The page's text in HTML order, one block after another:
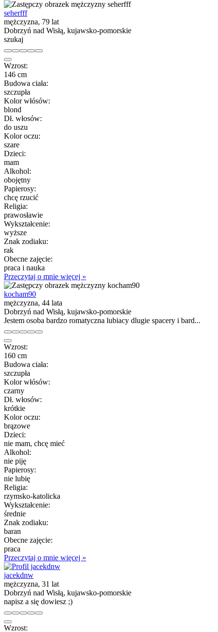
seherfff
mężczyzna, 79 lat
Dobrzyń nad Wisłą, kujawsko-pomorskie
szukaj
Wzrost:
146 cm
Budowa ciała:
szczupła
Kolor włósów:
blond
Dł. włosów:
do uszu
Kolor oczu:
szare
Dzieci:
mam
Alkohol:
obojętny
Papierosy:
chcę rzucić
Religia:
prawosławie
Wykształcenie:
wyższe
Znak zodiaku:
rak
Obecne zajęcie:
praca i nauka
Przeczytaj o mnie więcej »
kocham90
mężczyzna, 44 lata
Dobrzyń nad Wisłą, kujawsko-pomorskie
Jestem osoba bardzo romatyczna lubiacy dlugie spacery i bard...
Wzrost:
160 cm
Budowa ciała:
szczupła
Kolor włósów:
czarny
Dł. włosów:
krótkie
Kolor oczu:
brązowe
Dzieci:
nie mam, chcę mieć
Alkohol:
nie piję
Papierosy:
nie lubię
Religia:
rzymsko-katolicka
Wykształcenie:
średnie
Znak zodiaku:
baran
Obecne zajęcie:
praca
Przeczytaj o mnie więcej »
jacekdnw
mężczyzna, 31 lat
Dobrzyń nad Wisłą, kujawsko-pomorskie
napisz a się dowiesz ;)
Wzrost: